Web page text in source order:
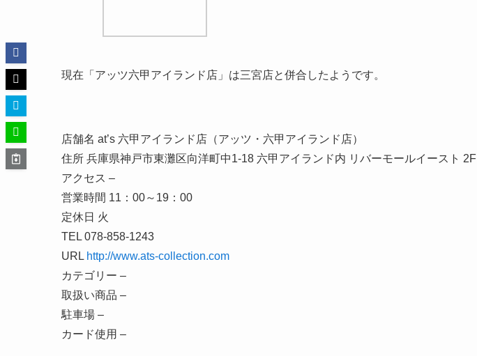
現在「アッツ六甲アイランド店」は三宮店と併合したようです。
店舗名 at’s 六甲アイランド店（アッツ・六甲アイランド店）
住所 兵庫県神戸市東灘区向洋町中1-18 六甲アイランド内 リバーモールイースト 2F
アクセス –
営業時間 11：00～19：00
定休日 火
TEL 078-858-1243
URL http://www.ats-collection.com
カテゴリー –
取扱い商品 –
駐車場 –
カード使用 –